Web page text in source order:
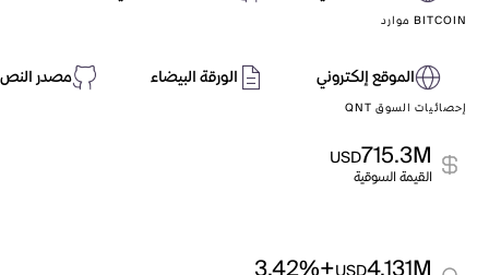
BITCOIN موارد
الموقع إلكتروني الورقة البيضاء مصدر النص
إحصائيات السوق QNT
715.3M
USD
القيمة السوقية